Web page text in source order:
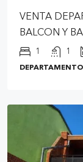
VENTA
BALCON Y
1 1
DEPARTAMENTO